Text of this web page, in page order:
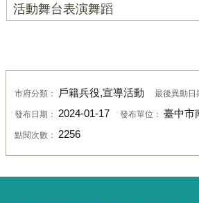
活動舞台表演舞蹈
市府分類： 戶籍兵役,宣導活動 最後異動日
發布日期： 2024-01-17 發布單位： 臺中市
點閱次數： 2256